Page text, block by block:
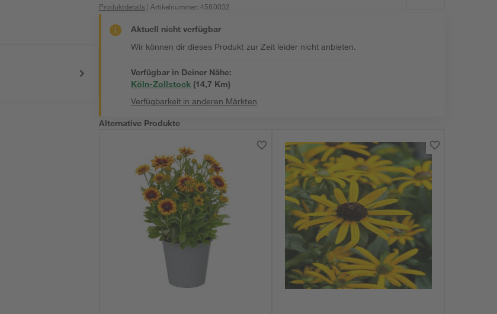
Produktdetails | Artikelnummer:4580032
Aktuell nicht verfügbar
Wir können dir dieses Produkt zur Zeit leider nicht anbieten.
Verfügbar in Deiner Nähe:
Köln-Zollstock (14,7 Km)
Verfügbarkeit in anderen Märkten
Alternative Produkte